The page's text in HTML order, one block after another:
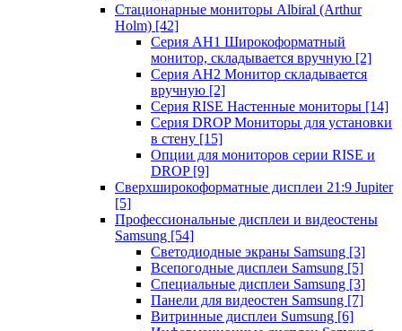
Стационарные мониторы Albiral (Arthur
Holm) [42]
Серия AH1 Широкоформатный
монитор, складывается вручную [2]
Серия AH2 Монитор складывается
вручную [2]
Серия RISE Настенные мониторы [14]
Серия DROP Мониторы для установки
в стену [15]
Опции для мониторов серии RISE и
DROP [9]
Сверхширокоформатные дисплеи 21:9 Jupiter
[5]
Профессиональные дисплеи и видеостены
Samsung [54]
Светодиодные экраны Samsung [3]
Всепогодные дисплеи Samsung [5]
Специальные дисплеи Samsung [3]
Панели для видеостен Samsung [7]
Витринные дисплеи Sumsung [6]